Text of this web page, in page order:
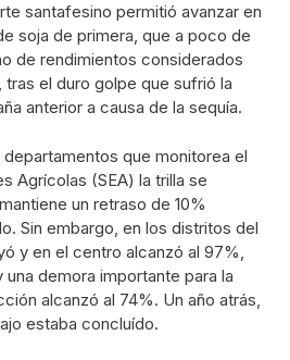
santafesino permitió avanzar en
soja de primera, que a poco de
de rendimientos considerados
tras el duro golpe que sufrió la
anterior a causa de la sequía.
departamentos que monitorea el
Agrícolas (SEA) la trilla se
un retraso de 10%
Sin embargo, en los distritos del
y en el centro alcanzó al 97%,
demora importante para la
alcanzó al 74%. Un año atrás,
estaba concluído.